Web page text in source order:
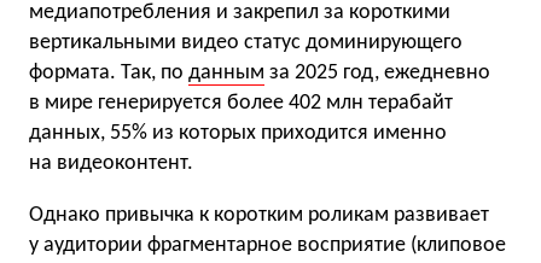
медиапотребления и закрепил за короткими
вертикальными видео статус доминирующего
формата. Так, по данным за 2025 год, ежедневно
в мире генерируется более 402 млн терабайт
данных, 55% из которых приходится именно
на видеоконтент.
Однако привычка к коротким роликам развивает
у аудитории фрагментарное восприятие (клиповое